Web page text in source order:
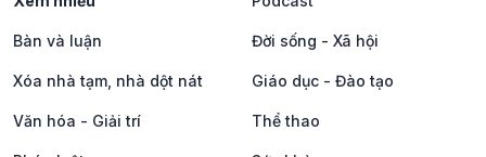
Bàn và luận Đời sống - Xã hội
Xóa nhà tạm, nhà dột nát Giáo dục - Đào tạo
Văn hóa - Giải trí Thể thao